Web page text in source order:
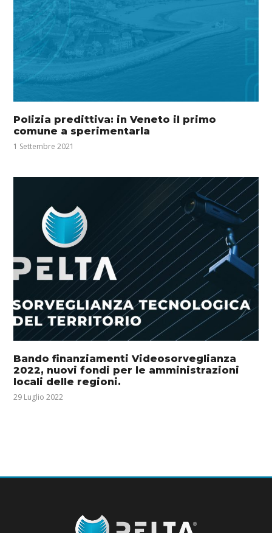
Polizia predittiva: in Veneto il primo
comune a sperimentarla
1 Settembre 2021
Bando finanziamenti Videosorveglianza
2022, nuovi fondi per le amministrazioni
locali delle regioni.
29 Luglio 2022